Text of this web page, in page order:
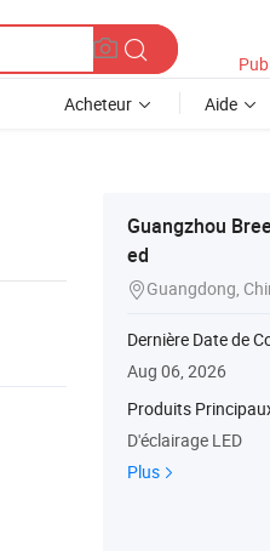
Acheteur Aide
Guangzhou
ed
Guangdong,
Dernière Date de
Aug 06, 2026
Produits
D'éclairage LED
Plus